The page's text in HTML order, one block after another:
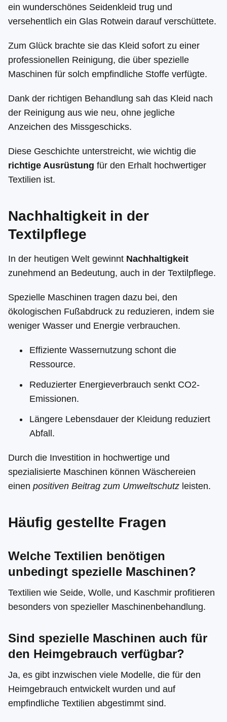
ein wunderschönes Seidenkleid trug und
versehentlich ein Glas Rotwein darauf verschüttete.
Zum Glück brachte sie das Kleid sofort zu einer
professionellen Reinigung, die über spezielle
Maschinen für solch empfindliche Stoffe verfügte.
Dank der richtigen Behandlung sah das Kleid nach
der Reinigung aus wie neu, ohne jegliche
Anzeichen des Missgeschicks.
Diese Geschichte unterstreicht, wie wichtig die
richtige Ausrüstung für den Erhalt hochwertiger
Textilien ist.
Nachhaltigkeit in der
Textilpflege
In der heutigen Welt gewinnt Nachhaltigkeit
zunehmend an Bedeutung, auch in der Textilpflege.
Spezielle Maschinen tragen dazu bei, den
ökologischen Fußabdruck zu reduzieren, indem sie
weniger Wasser und Energie verbrauchen.
Effiziente Wassernutzung schont die
Ressource.
Reduzierter Energieverbrauch senkt CO2-
Emissionen.
Längere Lebensdauer der Kleidung reduziert
Abfall.
Durch die Investition in hochwertige und
spezialisierte Maschinen können Wäschereien
einen positiven Beitrag zum Umweltschutz leisten.
Häufig gestellte Fragen
Welche Textilien benötigen
unbedingt spezielle Maschinen?
Textilien wie Seide, Wolle, und Kaschmir profitieren
besonders von spezieller Maschinenbehandlung.
Sind spezielle Maschinen auch für
den Heimgebrauch verfügbar?
Ja, es gibt inzwischen viele Modelle, die für den
Heimgebrauch entwickelt wurden und auf
empfindliche Textilien abgestimmt sind.